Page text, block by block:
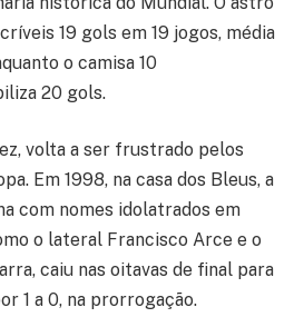
19 gols em 19 jogos, média
o camisa 10
20 gols.
volta a ser frustrado pelos
Em 1998, na casa dos Bleus, a
com nomes idolatrados em
o lateral Francisco Arce e o
caiu nas oitavas de final para
1 a 0, na prorrogação.